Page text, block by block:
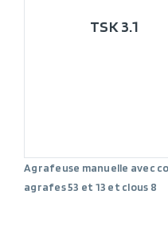
TSK 3.1
Agrafeuse manuelle avec
agrafes 53 et 13 et clous 8